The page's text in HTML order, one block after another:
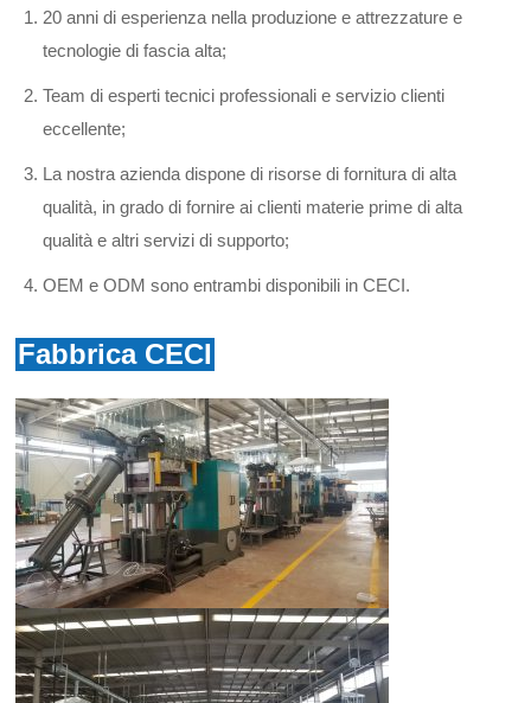
20 anni di esperienza nella produzione e attrezzature e
tecnologie di fascia alta;
Team di esperti tecnici professionali e servizio clienti
eccellente;
La nostra azienda dispone di risorse di fornitura di alta
qualità, in grado di fornire ai clienti materie prime di alta
qualità e altri servizi di supporto;
OEM e ODM sono entrambi disponibili in CECI.
Fabbrica CECI